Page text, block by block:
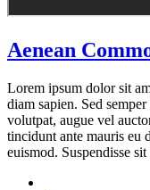
Aenean
Lorem ipsum dolor sit
diam sapien. Sed
volutpat, augue vel
tincidunt ante mauris eu
euismod. Suspendisse sit